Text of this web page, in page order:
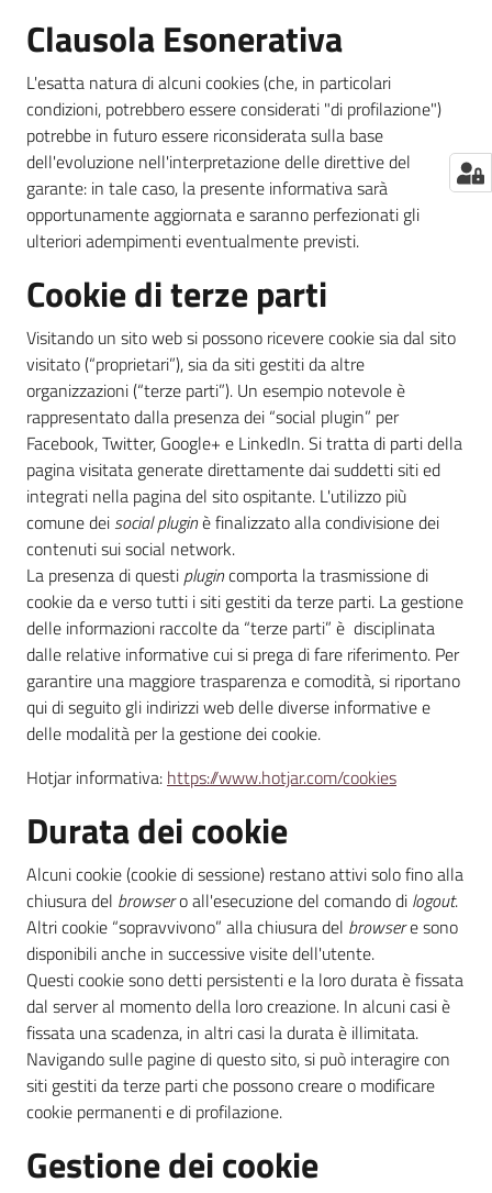
Clausola Esonerativa
L'esatta natura di alcuni cookies (che, in particolari
condizioni, potrebbero essere considerati "di profilazione")
potrebbe in futuro essere riconsiderata sulla base
dell'evoluzione nell'interpretazione delle direttive del
garante: in tale caso, la presente informativa sarà
opportunamente aggiornata e saranno perfezionati gli
ulteriori adempimenti eventualmente previsti.
Cookie di terze parti
Visitando un sito web si possono ricevere cookie sia dal sito
visitato (“proprietari”), sia da siti gestiti da altre
organizzazioni (“terze parti”). Un esempio notevole è
rappresentato dalla presenza dei “social plugin” per
Facebook, Twitter, Google+ e LinkedIn. Si tratta di parti della
pagina visitata generate direttamente dai suddetti siti ed
integrati nella pagina del sito ospitante. L'utilizzo più
comune dei social pluginè finalizzato alla condivisione dei
contenuti sui social network.
La presenza di questi plugincomporta la trasmissione di
cookie da e verso tutti i siti gestiti da terze parti. La gestione
delle informazioni raccolte da “terze parti” è disciplinata
dalle relative informative cui si prega di fare riferimento. Per
garantire una maggiore trasparenza e comodità, si riportano
qui di seguito gli indirizzi web delle diverse informative e
delle modalità per la gestione dei cookie.
Hotjar informativa: https://www.hotjar.com/cookies
Durata dei cookie
Alcuni cookie (cookie di sessione) restano attivi solo fino alla
chiusura del browsero all'esecuzione del comando di logout.
Altri cookie “sopravvivono” alla chiusura del browsere sono
disponibili anche in successive visite dell'utente.
Questi cookie sono detti persistenti e la loro durata è fissata
dal server al momento della loro creazione. In alcuni casi è
fissata una scadenza, in altri casi la durata è illimitata.
Navigando sulle pagine di questo sito, si può interagire con
siti gestiti da terze parti che possono creare o modificare
cookie permanenti e di profilazione.
Gestione dei cookie